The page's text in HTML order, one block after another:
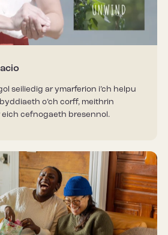
seiliedig ar ymarferion i’ch helpu
o’ch corff, meithrin
eich cefnogaeth bresennol.